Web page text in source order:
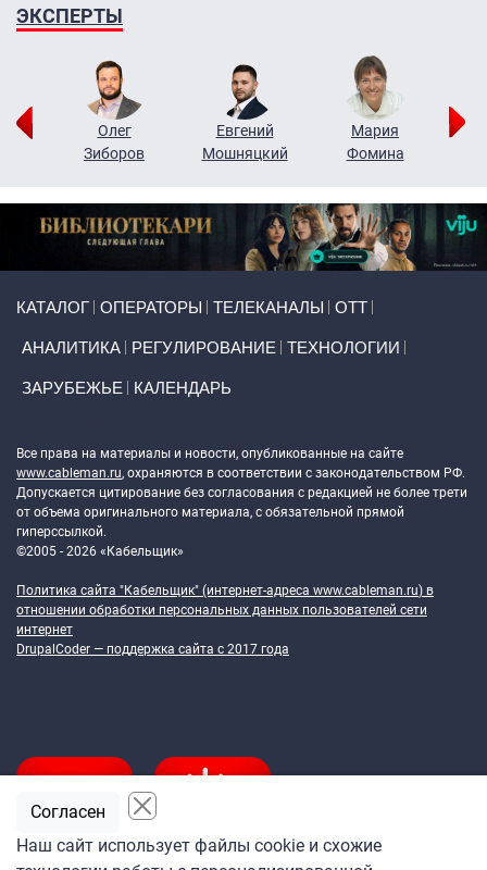
ЭКСПЕРТЫ
Олег
Зиборов
Евгений
Мошняцкий
Мария
Фомина
КАТАЛОГ ОПЕРАТОРЫ ТЕЛЕКАНАЛЫ ОТТ
АНАЛИТИКА РЕГУЛИРОВАНИЕ ТЕХНОЛОГИИ
ЗАРУБЕЖЬЕ КАЛЕНДАРЬ
Все права на материалы и новости, опубликованные на сайте
www.cableman.ru, охраняются в соответствии с законодательством РФ.
Допускается цитирование без согласования с редакцией не более трети
от объема оригинального материала, с обязательной прямой
гиперссылкой.
©2005 - 2026 «Кабельщик»
Политика сайта "Кабельщик" (интернет-адреса www.cableman.ru) в
отношении обработки персональных данных пользователей сети
интернет
DrupalCoder — поддержка сайта c 2017 года
Наш сайт использует файлы cookie и схожие
Согласен